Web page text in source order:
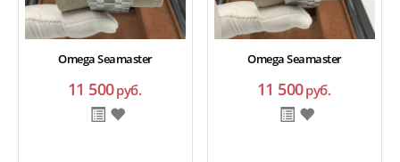
Omega Seamaster
11 500руб.
Omega Seamaster
11 500руб.